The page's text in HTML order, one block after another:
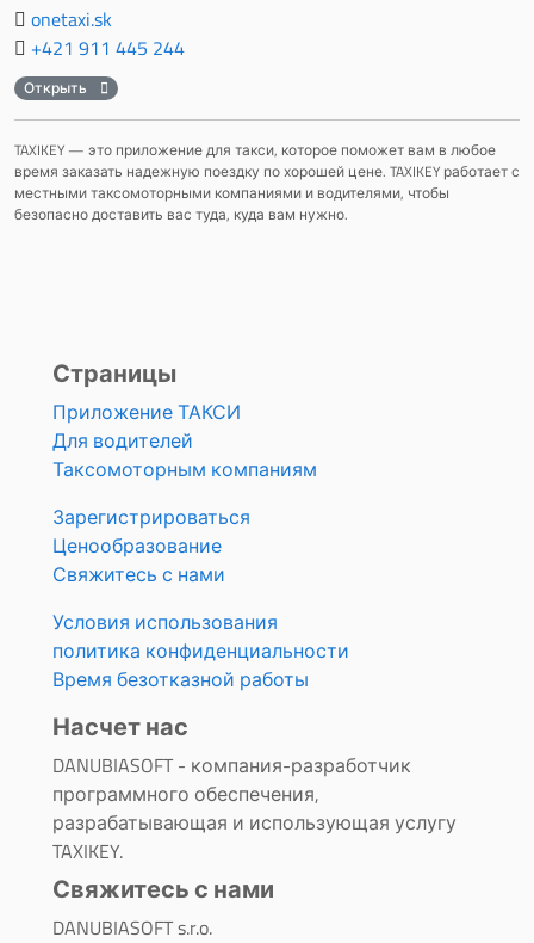
onetaxi.sk
+421 911 445 244
Открыть
TAXIKEY — это приложение для такси, которое поможет вам в любое
время заказать надежную поездку по хорошей цене. TAXIKEY работает с
местными таксомоторными компаниями и водителями, чтобы
безопасно доставить вас туда, куда вам нужно.
Страницы
Приложение ТАКСИ
Для водителей
Таксомоторным компаниям
Зарегистрироваться
Ценообразование
Свяжитесь с нами
Условия использования
политика конфиденциальности
Время безотказной работы
Насчет нас
DANUBIASOFT - компания-разработчик
программного обеспечения,
разрабатывающая и использующая услугу
TAXIKEY.
Свяжитесь с нами
DANUBIASOFT s.r.o.